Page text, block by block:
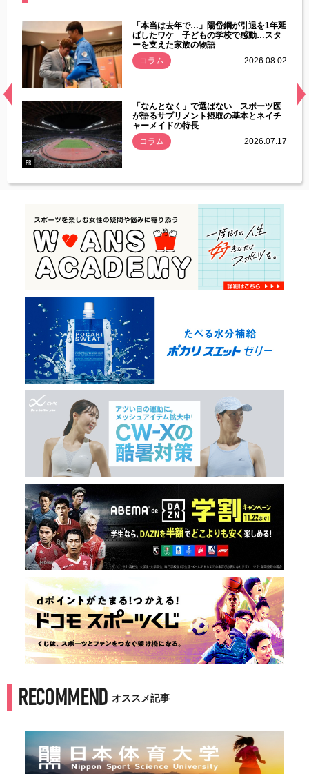
常
「本当は去年で…」陽岱鋼が引退を1年延
ばしたワケ 子どもの学校で感動…スタ
ーを支えた家族の物語
コラム
2026.08.02
PR
「なんとなく」で選ばない スポーツ医
が語るサプリメント摂取の基本とネイチ
ャーメイドの特長
コラム
2026.07.17
RECOMMEND オススメ記事